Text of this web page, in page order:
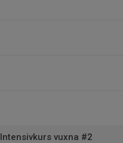
Intensivkurs vuxna #2